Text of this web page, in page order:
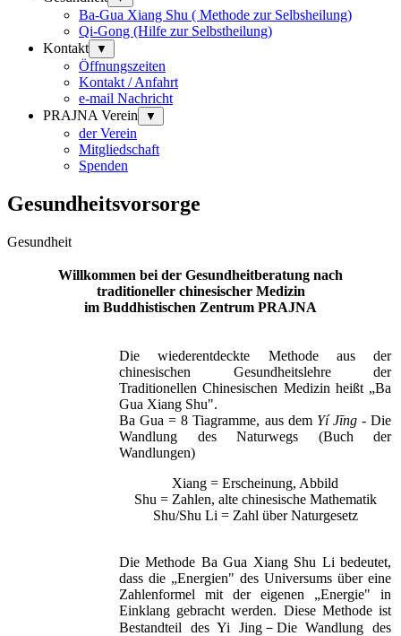
Ba-Gua Xiang Shu ( Methode zur Selbsheilung)
Qi-Gong (Hilfe zur Selbstheilung)
Kontakt
▼
Öffnungszeiten
Kontakt / Anfahrt
e-mail Nachricht
PRAJNA Verein
▼
der Verein
Mitgliedschaft
Spenden
Gesundheitsvorsorge
Gesundheit
Willkommen bei der Gesundheitberatung nach
traditioneller chinesischer Medizin
im Buddhistischen Zentrum PRAJNA
Die wiederentdeckte Methode aus der
chinesischen Gesundheitslehre der
Traditionellen Chinesischen Medizin heißt „Ba
Gua Xiang Shu".
Ba Gua = 8 Tiagramme, aus dem Yí Jīng- Die
Wandlung des Naturwegs (Buch der
Wandlungen)
Xiang = Erscheinung, Abbild
Shu = Zahlen, alte chinesische Mathematik
Shu/Shu Li = Zahl über Naturgesetz
Die Methode Ba Gua Xiang Shu Li bedeutet,
dass die „Energien" des Universums über eine
Zahlenformel mit der eigenen „Energie" in
Einklang gebracht werden. Diese Methode ist
Bestandteil des Yi Jing－ Die Wandlung des